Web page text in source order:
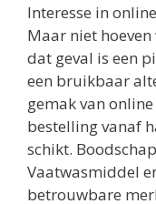
Interesse in
Maar niet
dat geval is een
een bruikbaar
gemak van
bestelling vanaf
schikt.
Vaatwasmiddel
betrouwbare